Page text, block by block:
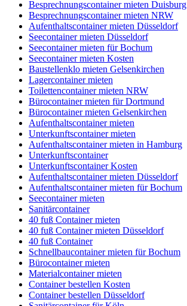
Besprechnungscontainer mieten Duisburg
Besprechnungscontainer mieten NRW
Aufenthaltscontainer mieten Düsseldorf
Seecontainer mieten Düsseldorf
Seecontainer mieten für Bochum
Seecontainer mieten Kosten
Baustellenklo mieten Gelsenkirchen
Lagercontainer mieten
Toilettencontainer mieten NRW
Bürocontainer mieten für Dortmund
Bürocontainer mieten Gelsenkirchen
Aufenthaltscontainer mieten
Unterkunftscontainer mieten
Aufenthaltscontainer mieten in Hamburg
Unterkunftscontainer
Unterkunftscontainer Kosten
Aufenthaltscontainer mieten Düsseldorf
Aufenthaltscontainer mieten für Bochum
Seecontainer mieten
Sanitärcontainer
40 fuß Container mieten
40 fuß Container mieten Düsseldorf
40 fuß Container
Schnellbaucontainer mieten für Bochum
Bürocontainer mieten
Materialcontainer mieten
Container bestellen Kosten
Container bestellen Düsseldorf